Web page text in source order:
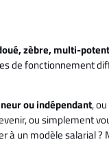
zèbre, multi-
de fonctionnement
ou indépendant,
ou simplement
à un modèle salarial ?